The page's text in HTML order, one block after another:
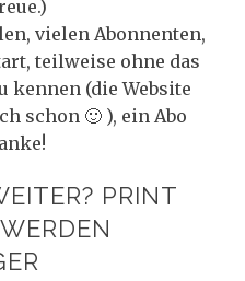
vielen Abonnenten,
teilweise ohne das
kennen (die Website
schon 🙂 ), ein Abo
PRINT